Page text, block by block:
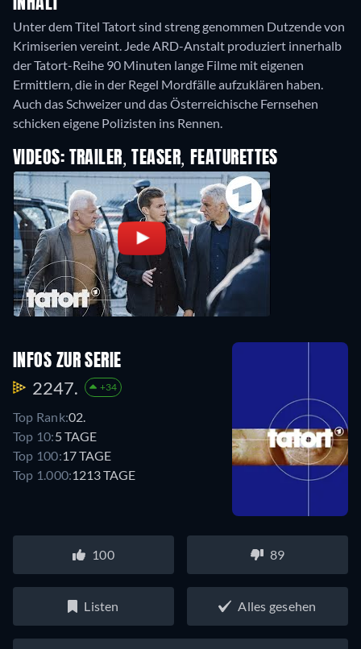
INHALT
Unter dem Titel Tatort sind streng genommen Dutzende von
Krimiserien vereint. Jede ARD-Anstalt produziert innerhalb
der Tatort-Reihe 90 Minuten lange Filme mit eigenen
Ermittlern, die in der Regel Mordfälle aufzuklären haben.
Auch das Schweizer und das Österreichische Fernsehen
schicken eigene Polizisten ins Rennen.
VIDEOS: TRAILER, TEASER, FEATURETTES
INFOS ZUR SERIE
2247. +34
Top Rank:02.
Top 10:5 TAGE
Top 100:17 TAGE
Top 1.000:1213 TAGE
100 89
Listen Alles gesehen